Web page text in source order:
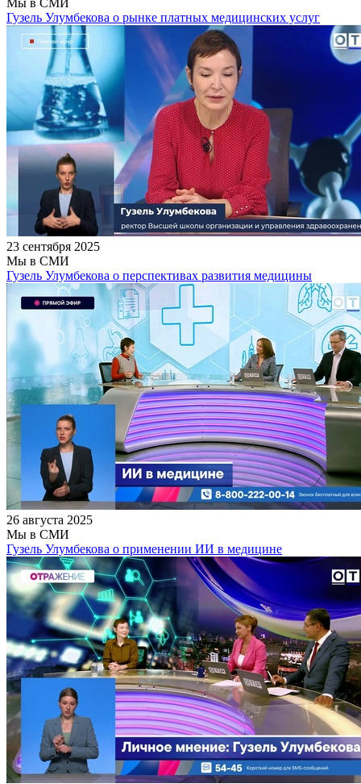
Гузель Улумбекова о рынке платных медицинских услуг
23 сентября 2025
Мы в СМИ
Гузель Улумбекова о перспективах развития медицины
26 августа 2025
Мы в СМИ
Гузель Улумбекова о применении ИИ в медицине